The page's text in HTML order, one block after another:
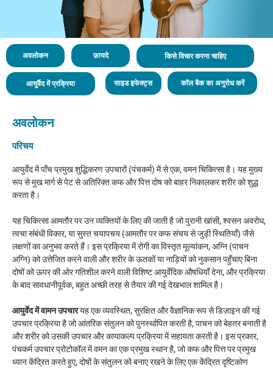
अवलोकन फ़ायदे किसे विचार करना चाहिए
आयुर्वैद में प्रक्रिया साइड इफेक्ट्स कॉल बैक का अनुरोध करें
अवलोकन
परिचय
आयुर्वेद में पाँच प्रमुख शुद्धिकरण उपचारों (पंचकर्म) में से एक, वमन चिकित्सा है। यह मुख्य
रूप से मुख मार्ग से पेट से अतिरिक्त कफ और पित्त दोष को बाहर निकालकर शरीर को शुद्ध
करता है।
यह चिकित्सा आमतौर पर उन व्यक्तियों के लिए की जाती है जो पुरानी खांसी, श्वसन अवरोध,
त्वचा संबंधी विकार, या सुस्त चयापचय (आमतौर पर कफ संचय से जुड़ी स्थितियाँ) जैसे
लक्षणों का अनुभव करते हैं। इस प्रक्रिया में रोगी का विस्तृत मूल्यांकन, अग्नि (पाचन
अग्नि) को उत्तेजित करने वाली और शरीर के ऊतकों या नाड़ियों को नुकसान पहुँचाए बिना
दोषों को ऊपर की ओर गतिशील करने वाली विशिष्ट आयुर्वेदिक औषधियाँ देना, और प्रक्रिया
के बाद सावधानीपूर्वक, बहुत अच्छी तरह से तैयार की गई देखभाल शामिल है।
आयुर्वेद में वामन उपचारयह एक व्यवस्थित, सुरक्षित और वैज्ञानिक रूप से डिज़ाइन की गई
उपचार प्रक्रिया है जो आंतरिक संतुलन को पुनर्स्थापित करती है, पाचन को बेहतर बनाती है
और शरीर को उसकी उपचार और कायाकल्प प्रक्रिया में सहायता करती है। इस प्रकार,
पंचकर्म उपचार प्रोटोकॉल में वमन का एक प्रमुख स्थान है, जो कफ और पित्त पर प्रमुख
ध्यान केंद्रित करते हुए, दोषों के संतुलन को बनाए रखने के लिए एक केंद्रित दृष्टिकोण